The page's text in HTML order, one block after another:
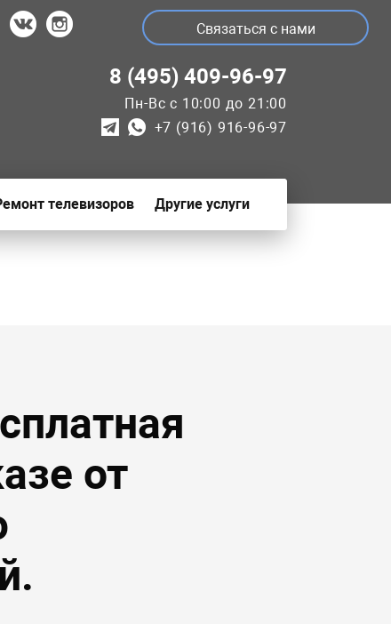
Связаться с нами
8 (495) 409-96-97
Пн-Вс с 10:00 до 21:00
+7 (916) 916-96-97
телевизоров Другие услуги
от